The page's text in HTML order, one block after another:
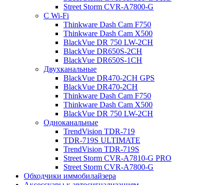
Street Storm CVR-A7800-G
С Wi-Fi
Thinkware Dash Cam F750
Thinkware Dash Cam X500
BlackVue DR 750 LW-2CH
BlackVue DR650S-2CH
BlackVue DR650S-1CH
Двухканальные
BlackVue DR470-2CH GPS
BlackVue DR470-2CH
Thinkware Dash Cam F750
Thinkware Dash Cam X500
BlackVue DR 750 LW-2CH
Одноканальные
TrendVision TDR-719
TDR-719S ULTIMATE
TrendVision TDR-719S
Street Storm CVR-A7810-G PRO
Street Storm CVR-A7800-G
Обходчики иммобилайзера